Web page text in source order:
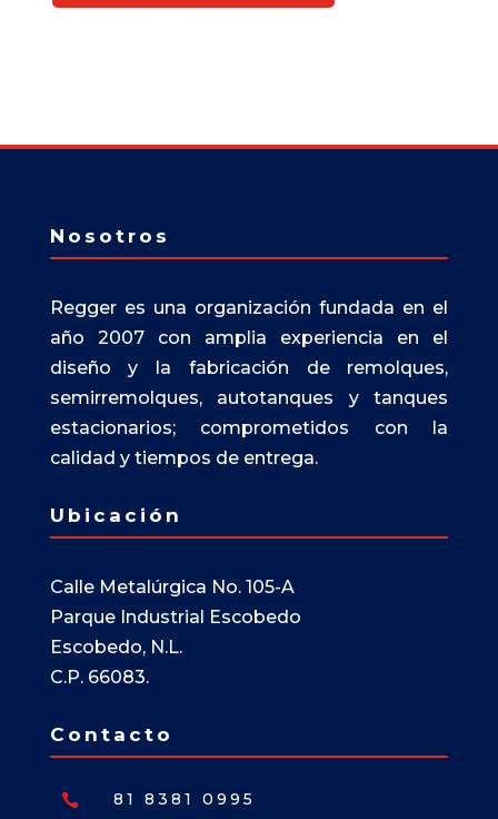
Nosotros
Regger es una organización fundada en el
año 2007 con amplia experiencia en el
diseño y la fabricación de remolques,
semirremolques, autotanques y tanques
estacionarios; comprometidos con la
calidad y tiempos de entrega.
Ubicación
Calle Metalúrgica No. 105-A
Parque Industrial Escobedo
Escobedo, N.L.
C.P. 66083.
Contacto
 81 8381 0995